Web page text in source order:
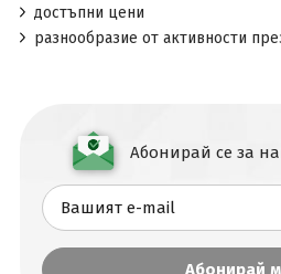
достъпни цени
разнообразие от активности
Абонирай се за